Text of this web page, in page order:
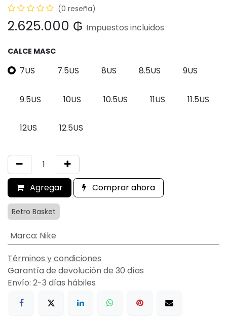
(0 reseña)
2.625.000 ₲ Impuestos incluidos
CALCE MASC
7US 7.5US 8US 8.5US 9US
9.5US 10US 10.5US 11US 11.5US
12US 12.5US
Agregar Comprar ahora
Retro Basket
Marca: Nike
Términos y condiciones
Garantía de devolución de 30 días
Envío: 2-3 días hábiles